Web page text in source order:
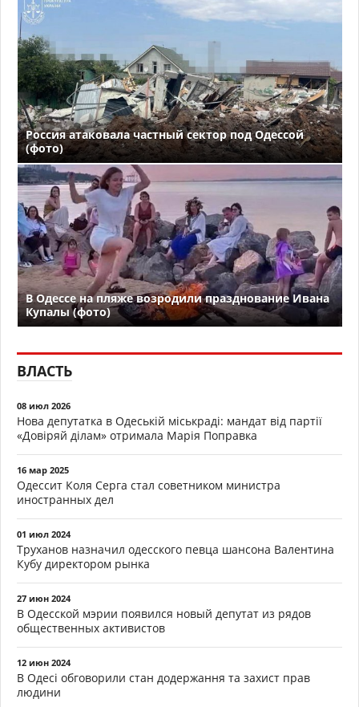
Россия атаковала частный сектор под Одессой
(фото)
В Одессе на пляже возродили празднование Ивана
Купалы (фото)
ВЛАСТЬ
08 июл 2026
Нова депутатка в Одеській міськраді: мандат від партії
«Довіряй ділам» отримала Марія Поправка
16 мар 2025
Одессит Коля Серга стал советником министра
иностранных дел
01 июл 2024
Труханов назначил одесского певца шансона Валентина
Кубу директором рынка
27 июн 2024
В Одесской мэрии появился новый депутат из рядов
общественных активистов
12 июн 2024
В Одесі обговорили стан додержання та захист прав
людини